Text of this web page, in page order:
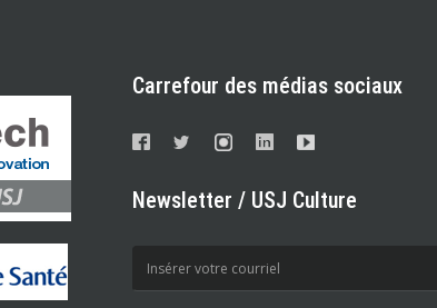
Carrefour des médias sociaux
Newsletter / USJ Culture